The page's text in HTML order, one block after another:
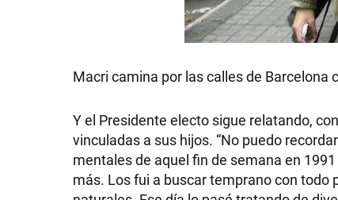
Macri camina por las calles de Barcelona
Y el Presidente electo sigue relatando,
vinculadas a sus hijos. “No puedo
mentales de aquel fin de semana en
más. Los fui a buscar temprano con todo
TECNOLOGÍA